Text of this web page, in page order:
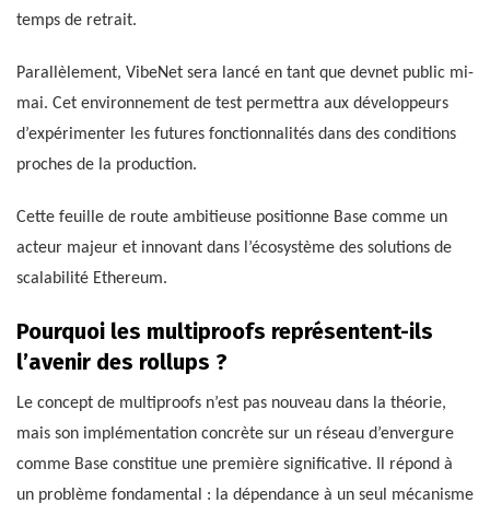
temps de retrait.
Parallèlement, VibeNet sera lancé en tant que devnet public mi-
mai. Cet environnement de test permettra aux développeurs
d’expérimenter les futures fonctionnalités dans des conditions
proches de la production.
Cette feuille de route ambitieuse positionne Base comme un
acteur majeur et innovant dans l’écosystème des solutions de
scalabilité Ethereum.
Pourquoi les multiproofs représentent-ils
l’avenir des rollups ?
Le concept de multiproofs n’est pas nouveau dans la théorie,
mais son implémentation concrète sur un réseau d’envergure
comme Base constitue une première significative. Il répond à
un problème fondamental : la dépendance à un seul mécanisme